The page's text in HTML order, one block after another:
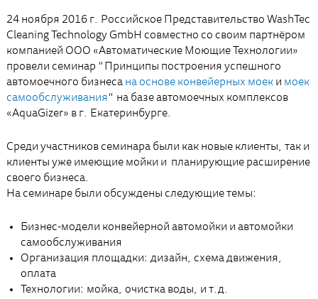
24 ноября 2016 г. Российское Представительство WashTec
Cleaning Technology GmbH совместно со своим партнёром
компанией ООО «Автоматические Моющие Технологии»
провели семинар "Принципы построения успешного
автомоечного бизнеса на основе конвейерных моеки моек
самообслуживания" на базе автомоечных комплексов
«AquaGizer» в г. Екатеринбурге.
Среди участников семинара были как новые клиенты, так и
клиенты уже имеющие мойки и планирующие расширение
своего бизнеса.
На семинаре были обсуждены следующие темы:
Бизнес-модели конвейерной автомойки и автомойки
самообслуживания
Организация площадки: дизайн, схема движения,
оплата
Технологии: мойка, очистка воды, и т.д.